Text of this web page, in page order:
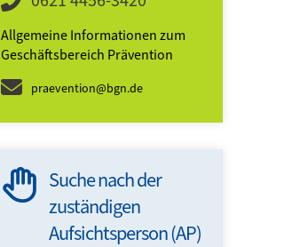
Allgemeine Informationen zum
Geschäftsbereich Prävention
praevention@bgn.de
Suche nach der
zuständigen
Aufsichtsperson (AP)